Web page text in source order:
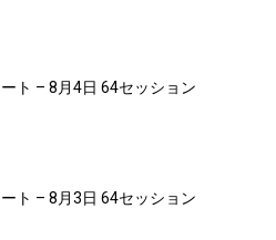
ト – 8月4日 64セッション
ト – 8月3日 64セッション